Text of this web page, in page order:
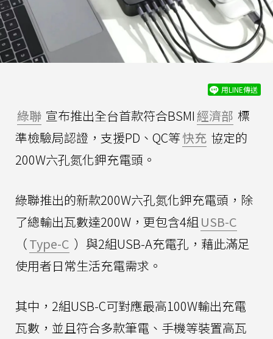
用LINE傳送
綠聯 宣布推出全台首款符合BSMI經濟部 標
準檢驗局認證，支援PD、QC等快充 協定的
200W六孔氮化鉀充電頭。
綠聯推出的新款200W六孔氮化鉀充電頭，除
了總輸出瓦數達200W，更包含4組 USB-C
（Type-C ）與2組USB-A充電孔，藉此滿足
使用者日常生活充電需求。
其中，2組USB-C可對應最高100W輸出充電
瓦數，並且符合多款筆電、手機等裝置高瓦